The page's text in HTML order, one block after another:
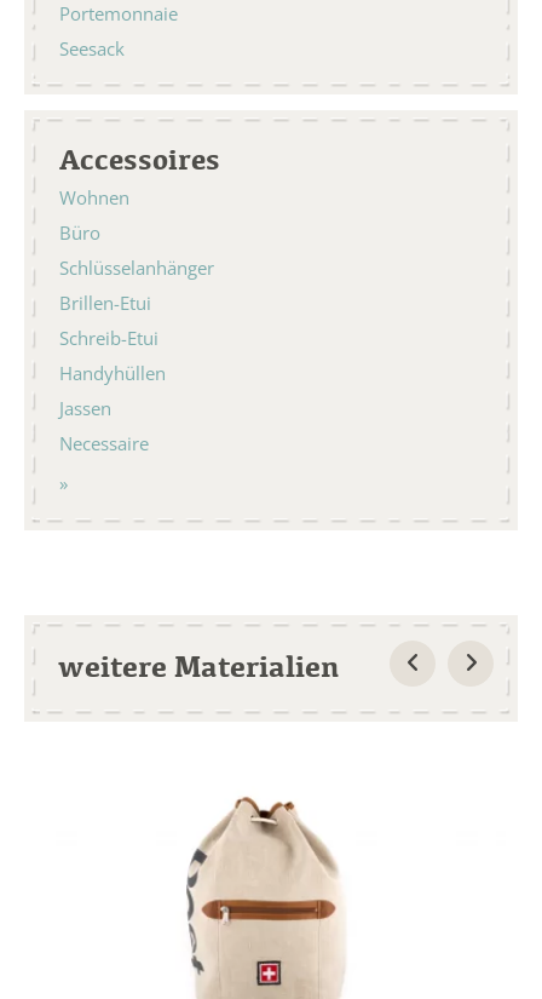
Portemonnaie
Seesack
Accessoires
Wohnen
Büro
Schlüsselanhänger
Brillen-Etui
Schreib-Etui
Handyhüllen
Jassen
Necessaire
weitere Materialien